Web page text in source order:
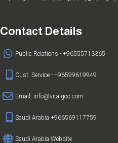
Contact Details
Public Relations - +96555713365
Cust. Service - +96599619949
Email: info@vita-gcc.com
Saudi Arabia +966569117759
Saudi Arabia Website